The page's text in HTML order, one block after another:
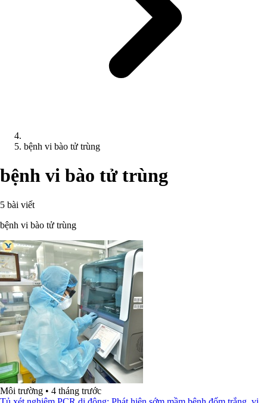
bệnh vi bào tử trùng
bệnh vi bào tử trùng
5 bài viết
bệnh vi bào tử trùng
Môi trường • 4 tháng trước